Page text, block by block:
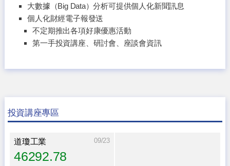
大數據（Big Data）分析可提供個人化新聞訊息
個人化財經電子報發送
不定期推出各項好康優惠活動
第一手投資講座、研討會、座談會資訊
投資講座專區
道瓊工業 09/23
46292.78